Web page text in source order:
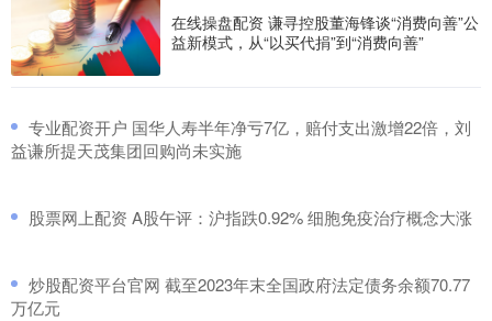
在线操盘配资 谦寻控股董海锋谈“消费向善”公
益新模式，从“以买代捐”到“消费向善”
​专业配资开户 国华人寿半年净亏7亿，赔付支出激增22倍，刘
益谦所提天茂集团回购尚未实施
​股票网上配资 A股午评：沪指跌0.92% 细胞免疫治疗概念大涨
​炒股配资平台官网 截至2023年末全国政府法定债务余额70.77
万亿元